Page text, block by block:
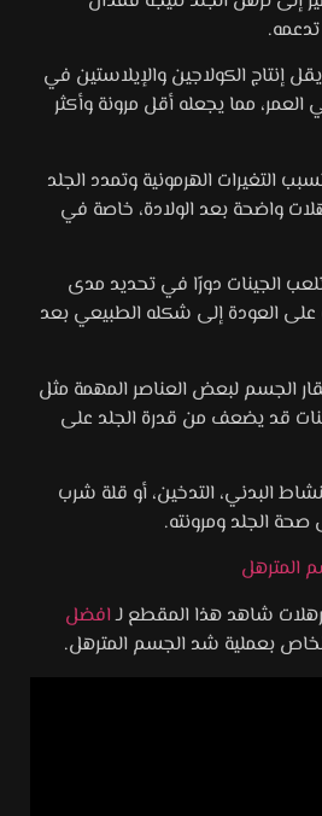
يقل إنتاج الكولاجين والإيلاستين في
العمر، مما يجعله أقل مرونة وأكثر
التغيرات الهرمونية وتمدد الجلد
واضحة بعد الولادة، خاصة في
الجينات دورًا في تحديد مدى
على العودة إلى شكله الطبيعي بعد
الجسم لبعض العناصر المهمة مثل
قد يضعف من قدرة الجلد على
البدني، التدخين، أو قلة شرب
صحة الجلد ومرونته.
المترهل
شاهد هذا المقطع لـافضل
بعملية شد الجسم المترهل.